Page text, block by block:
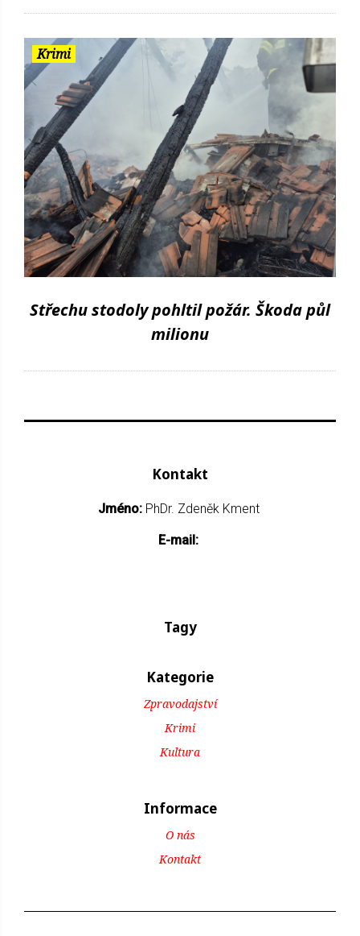
Krimi
Střechu stodoly pohltil požár. Škoda půl
milionu
Kontakt
Jméno: PhDr. Zdeněk Kment
E-mail:
Tagy
Kategorie
Zpravodajství
Krimi
Kultura
Informace
O nás
Kontakt